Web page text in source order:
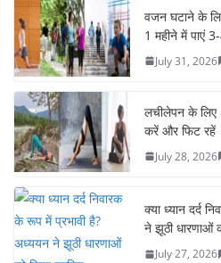
e
b
o
o
k
er e
वजन घटाने के
1 महीने में पाएं
July 31, 2026
लचीलेपन के लिए
करें और फिट रहें
July 28, 2026
क्या ध्यान दर्द
ने झूठी धारणाओं
July 27, 2026